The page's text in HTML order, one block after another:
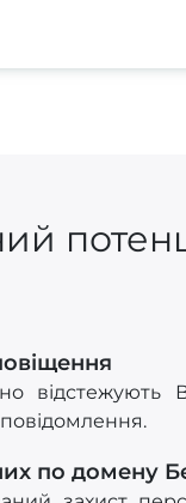
повідомлення.
по домену